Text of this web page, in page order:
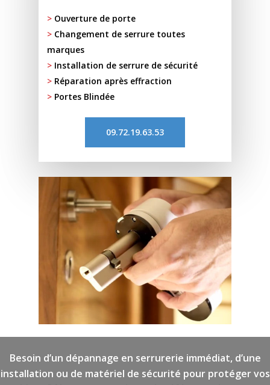
>Ouverture de porte
> Changement de serrure toutes
marques
>Installation de serrure de sécurité
>Réparation après effraction
>Portes Blindée
09.72.19.63.53
Besoin d’un dépannage en serrurerie immédiat, d’une
installation ou de matériel de sécurité pour protéger vos